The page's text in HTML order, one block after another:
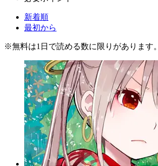
新着順
最初から
※無料は1日で読める数に限りがあります。